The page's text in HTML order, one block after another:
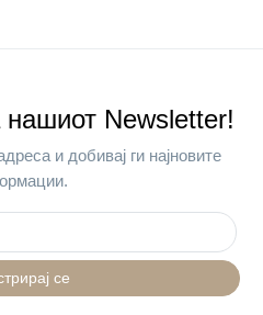
нашиот Newsletter!
и добивај ги најновите
се